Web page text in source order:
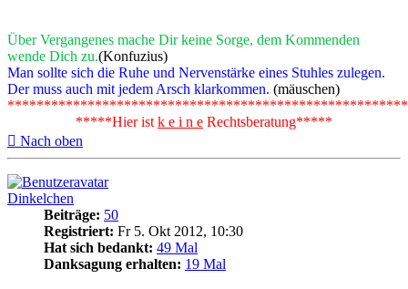
Über Vergangenes mache Dir keine Sorge, dem Kommenden
wende Dich zu.(Konfuzius)
Man sollte sich die Ruhe und Nervenstärke eines Stuhles zulegen.
Der muss auch mit jedem Arsch klarkommen. (mäuschen)
*****Hier istk e i n e Rechtsberatung*****
Nach oben
Dinkelchen
Beiträge: 50
Registriert: Fr 5. Okt 2012, 10:30
Hat sich bedankt: 49 Mal
Danksagung erhalten: 19 Mal